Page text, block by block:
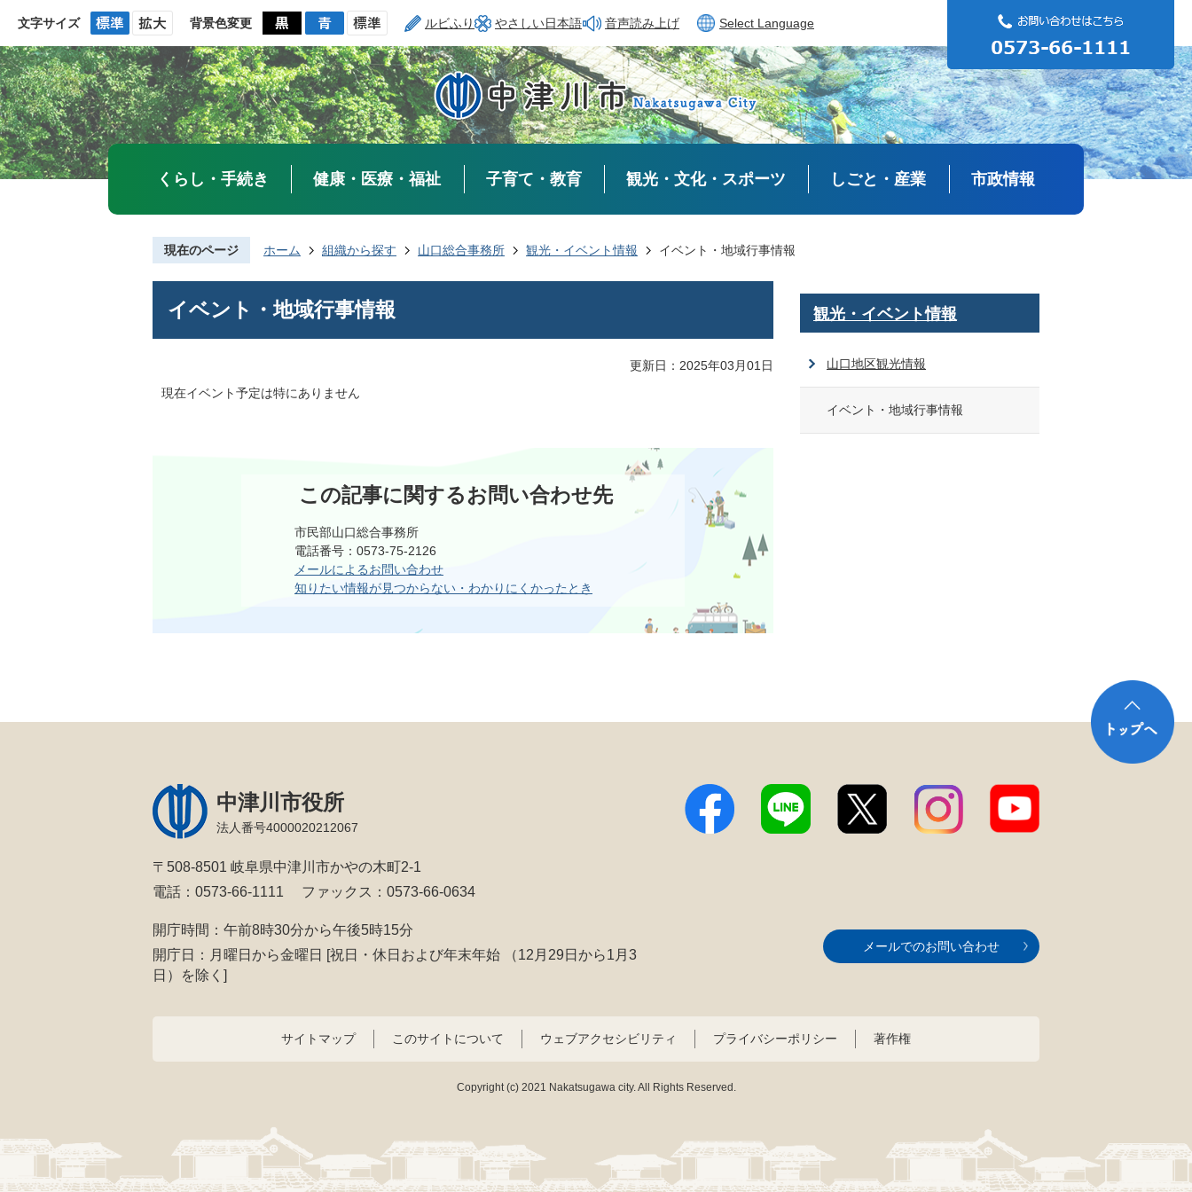
文字サイズ 背景色変更 ルビふり やさしい日本語 音声読み上げ Select Language
くらし・手続き 健康・医療・福祉 子育て・教育 観光・文化・スポーツ しごと・産業 市政情報
現在のページ ホーム 組織から探す 山口総合事務所 観光・イベント情報 イベント・地域行事情報
イベント・地域行事情報
更新日：2025年03月01日
現在イベント予定は特にありません
この記事に関するお問い合わせ先
市民部山口総合事務所
電話番号：0573-75-2126
メールによるお問い合わせ
知りたい情報が見つからない・わかりにくかったとき
観光・イベント情報
山口地区観光情報
イベント・地域行事情報
中津川市役所
法人番号4000020212067
〒508-8501 岐阜県中津川市かやの木町2-1
電話：0573-66-1111
ファックス：0573-66-0634
開庁時間：午前8時30分から午後5時15分
開庁日：月曜日から金曜日 [祝日・休日および年末年始
（12月29日から1月3
日）を除く]
メールでのお問い合わせ
サイトマップ このサイトについて ウェブアクセシビリティ プライバシーポリシー 著作権
Copyright (c) 2021 Nakatsugawa city. All Rights Reserved.